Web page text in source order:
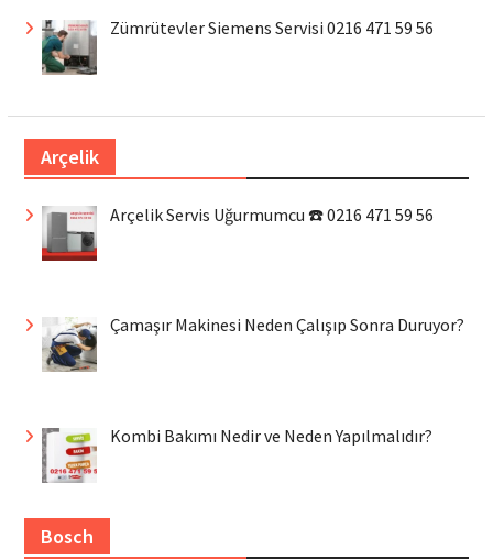
Zümrütevler Siemens Servisi 0216 471 59 56
Arçelik
Arçelik Servis Uğurmumcu ☎️ 0216 471 59 56
Çamaşır Makinesi Neden Çalışıp Sonra Duruyor?
Kombi Bakımı Nedir ve Neden Yapılmalıdır?
Bosch